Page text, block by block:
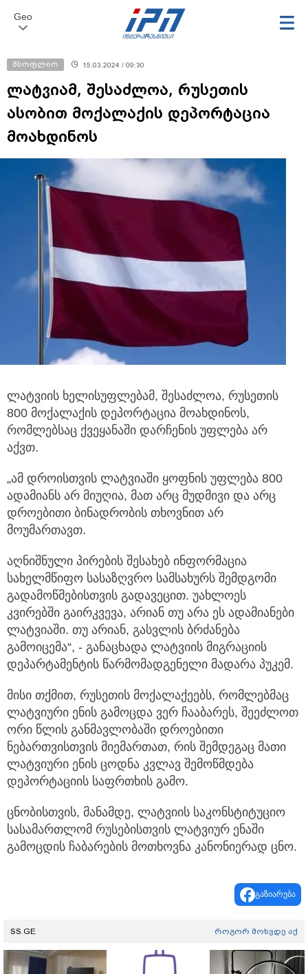
Geo
მსოფლიო 15.03.2024 / 09:30
ლატვიამ, შესაძლოა, რუსეთის
ასობით მოქალაქის დეპორტაცია
მოახდინოს
ლატვიის ხელისუფლებამ, შესაძლოა, რუსეთის
800 მოქალაქის დეპორტაცია მოახდინოს,
რომლებსაც ქვეყანაში დარჩენის უფლება არ
აქვთ.
„ამ დროისთვის ლატვიაში ყოფნის უფლება 800
ადამიანს არ მიუღია, მათ არც მუდმივი და არც
დროებითი ბინადრობის თხოვნით არ
მოუმართავთ.
აღნიშნული პირების შესახებ ინფორმაცია
სახელმწიფო სასაზღვრო სამსახურს შემდგომი
გადამოწმებისთვის გადავეცით. უახლოეს
კვირებში გაირკვევა, არიან თუ არა ეს ადამიანები
ლატვიაში. თუ არიან, გასვლის ბრძანება
გამოიცემა“, - განაცხადა ლატვიის მიგრაციის
დეპარტამენტის წარმომადგენელი მადარა პუკემ.
მისი თქმით, რუსეთის მოქალაქეებს, რომლებმაც
ლატვიური ენის გამოცდა ვერ ჩააბარეს, შეეძლოთ
ორი წლის განმავლობაში დროებითი
ნებართვისთვის მიემართათ, რის შემდეგაც მათი
ლატვიური ენის ცოდნა კვლავ შემოწმდება
დეპორტაციის საფრთხის გამო.
ცნობისთვის, მანამდე, ლატვიის საკონსტიტუციო
სასამართლომ რუსებისთვის ლატვიურ ენაში
გამოცდის ჩაბარების მოთხოვნა კანონიერად ცნო.
გაზიარება
SS.GE როგორ მოხვდე აქ